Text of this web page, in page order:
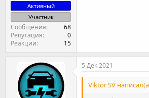
Активный
Участник
Сообщения
68
Репутация
0
Реакции
15
5 Дек 2021
Viktor SV